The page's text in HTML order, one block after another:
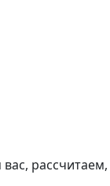
рассчитаем,